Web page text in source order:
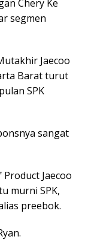
Chery Ke
segmen
Jaecoo
Barat turut
SPK
sangat
Jaecoo
murni SPK,
preebok.